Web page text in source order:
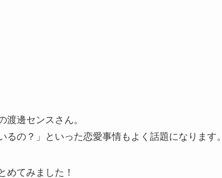
渡邊センスさん。
の？」といった恋愛事情もよく話題になります。
めてみました！